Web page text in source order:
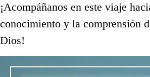
¡Acompáñanos en este viaje
conocimiento y la comprensión
Dios!